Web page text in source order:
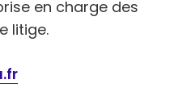
en charge des
litige.